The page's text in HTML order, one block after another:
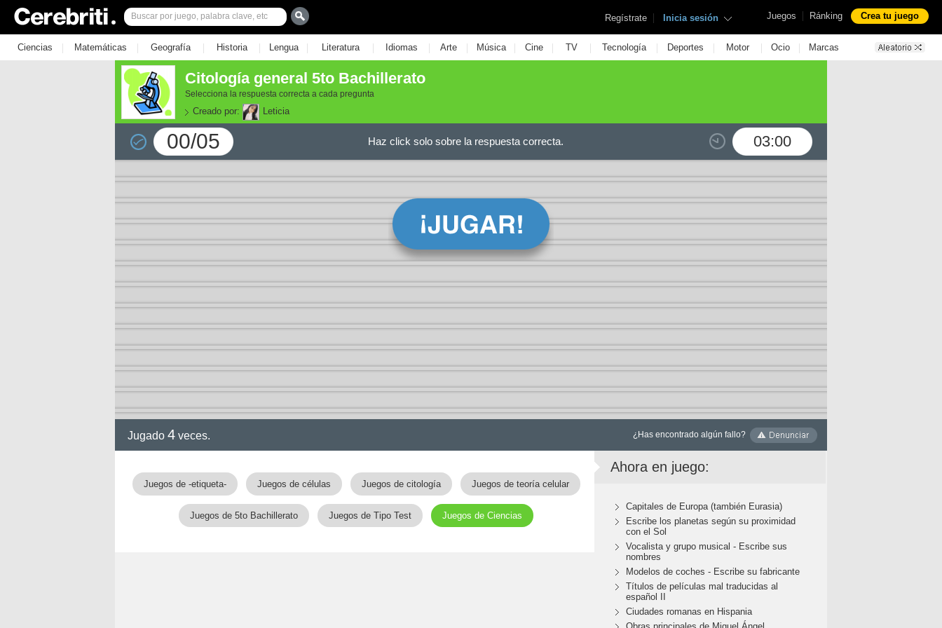
Juegos | Ránking Crea tu juego
Regístrate | Inicia sesión
Ciencias | Matemáticas | Geografía | Historia | Lengua | Literatura | Idiomas | Arte | Música | Cine | TV | Tecnología | Deportes | Motor | Ocio | Marcas
Citología general 5to Bachillerato
Selecciona la respuesta correcta a cada pregunta
Creado por: Leticia
00/05 03:00
Haz click solo sobre la respuesta correcta.
Jugado 4 veces. ¿Has encontrado algún fallo?
Juegos de -etiqueta- Juegos de células Juegos de citología Juegos de teoría celular
Juegos de 5to Bachillerato Juegos de Tipo Test Juegos de Ciencias
Ahora en juego:
Capitales de Europa (también Eurasia)
Escribe los planetas según su proximidad
con el Sol
Vocalista y grupo musical - Escribe sus
nombres
Modelos de coches - Escribe su fabricante
Títulos de películas mal traducidas al
español II
Ciudades romanas en Hispania